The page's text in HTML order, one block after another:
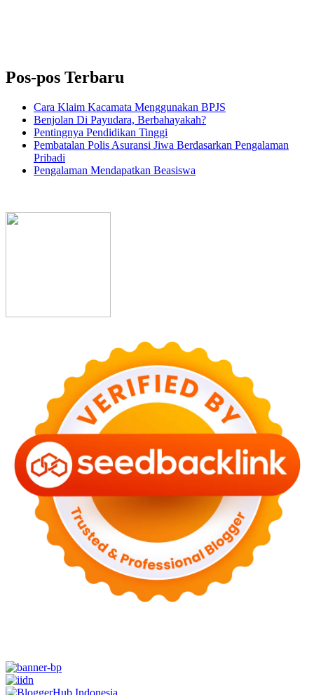
Pos-pos Terbaru
Cara Klaim Kacamata Menggunakan BPJS
Benjolan Di Payudara, Berbahayakah?
Pentingnya Pendidikan Tinggi
Pembatalan Polis Asuransi Jiwa Berdasarkan Pengalaman
Pribadi
Pengalaman Mendapatkan Beasiswa